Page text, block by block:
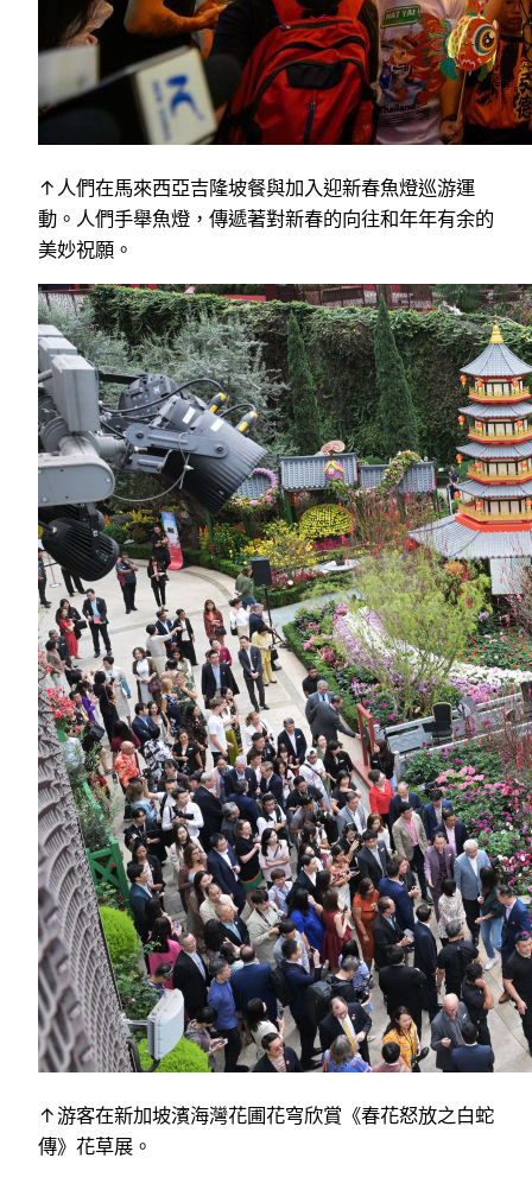
↑人們在馬來西亞吉隆坡餐與加入迎新春魚燈巡游運
動。人們手舉魚燈，傳遞著對新春的向往和年年有余的
美妙祝願。
↑游客在新加坡濱海灣花圃花穹欣賞《春花怒放之白蛇
傳》花草展。